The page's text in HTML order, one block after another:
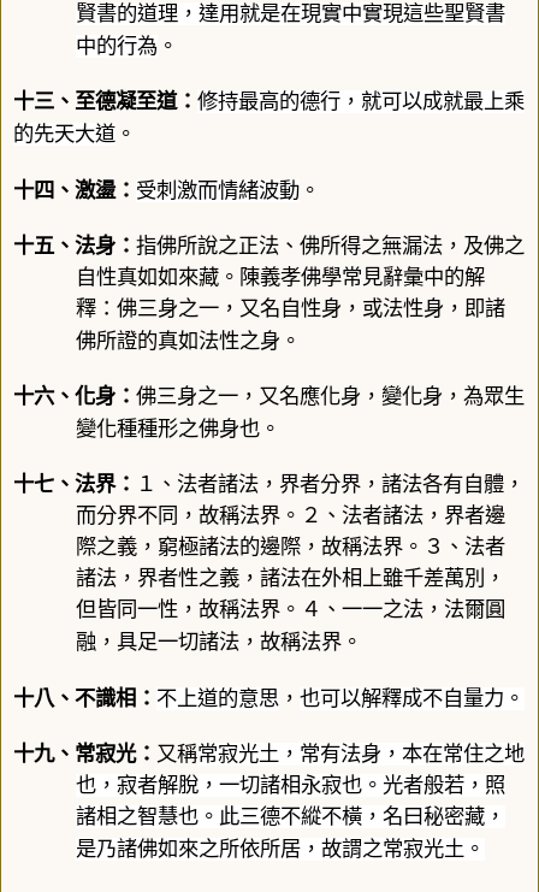
賢書的道理，達用就是在現實中實現這些聖賢書
中的行為 。
十三、 至德凝至道： 修持最高的德行，就可以成就最上乘
的先天大道 。
十四、 激盪： 受刺激而情緒波動 。
十五、 法身 ： 指佛所說之正法、佛所得之無漏法，及佛之
自性真如如來藏。陳義孝佛學常見辭彙中的解
釋：佛三身之一，又名自性身，或法性身，即諸
佛所證的真如法性之身。
十六、 化身 ： 佛三身之一，又名應化身 ，變化身 ，為眾生
變化種種形之佛身也。
十七、 法界： １、法者諸法，界者分界，諸法各有自體，
而分界不同，故稱法界 。 ２、 法者諸法，界者邊
際之義，窮極諸法的邊際，故稱法界 。 ３ 、法者
諸法，界者性之義，諸法在外相上雖千差萬別，
但皆同一性，故稱法界 。 ４ 、一一之法，法爾圓
融，具足一切諸法，故稱法界 。
十八、不識相 ： 不上道的意思 ， 也可以解釋成不自量力。
十九、 常寂光： 又稱常寂光土，常有法身，本在常住之地
也，寂者解脫，一切諸相永寂也。光者般若，照
諸相之智慧也。此三德不縱不橫，名曰秘密藏，
是乃諸佛如來之所依所居，故謂之常寂光土。